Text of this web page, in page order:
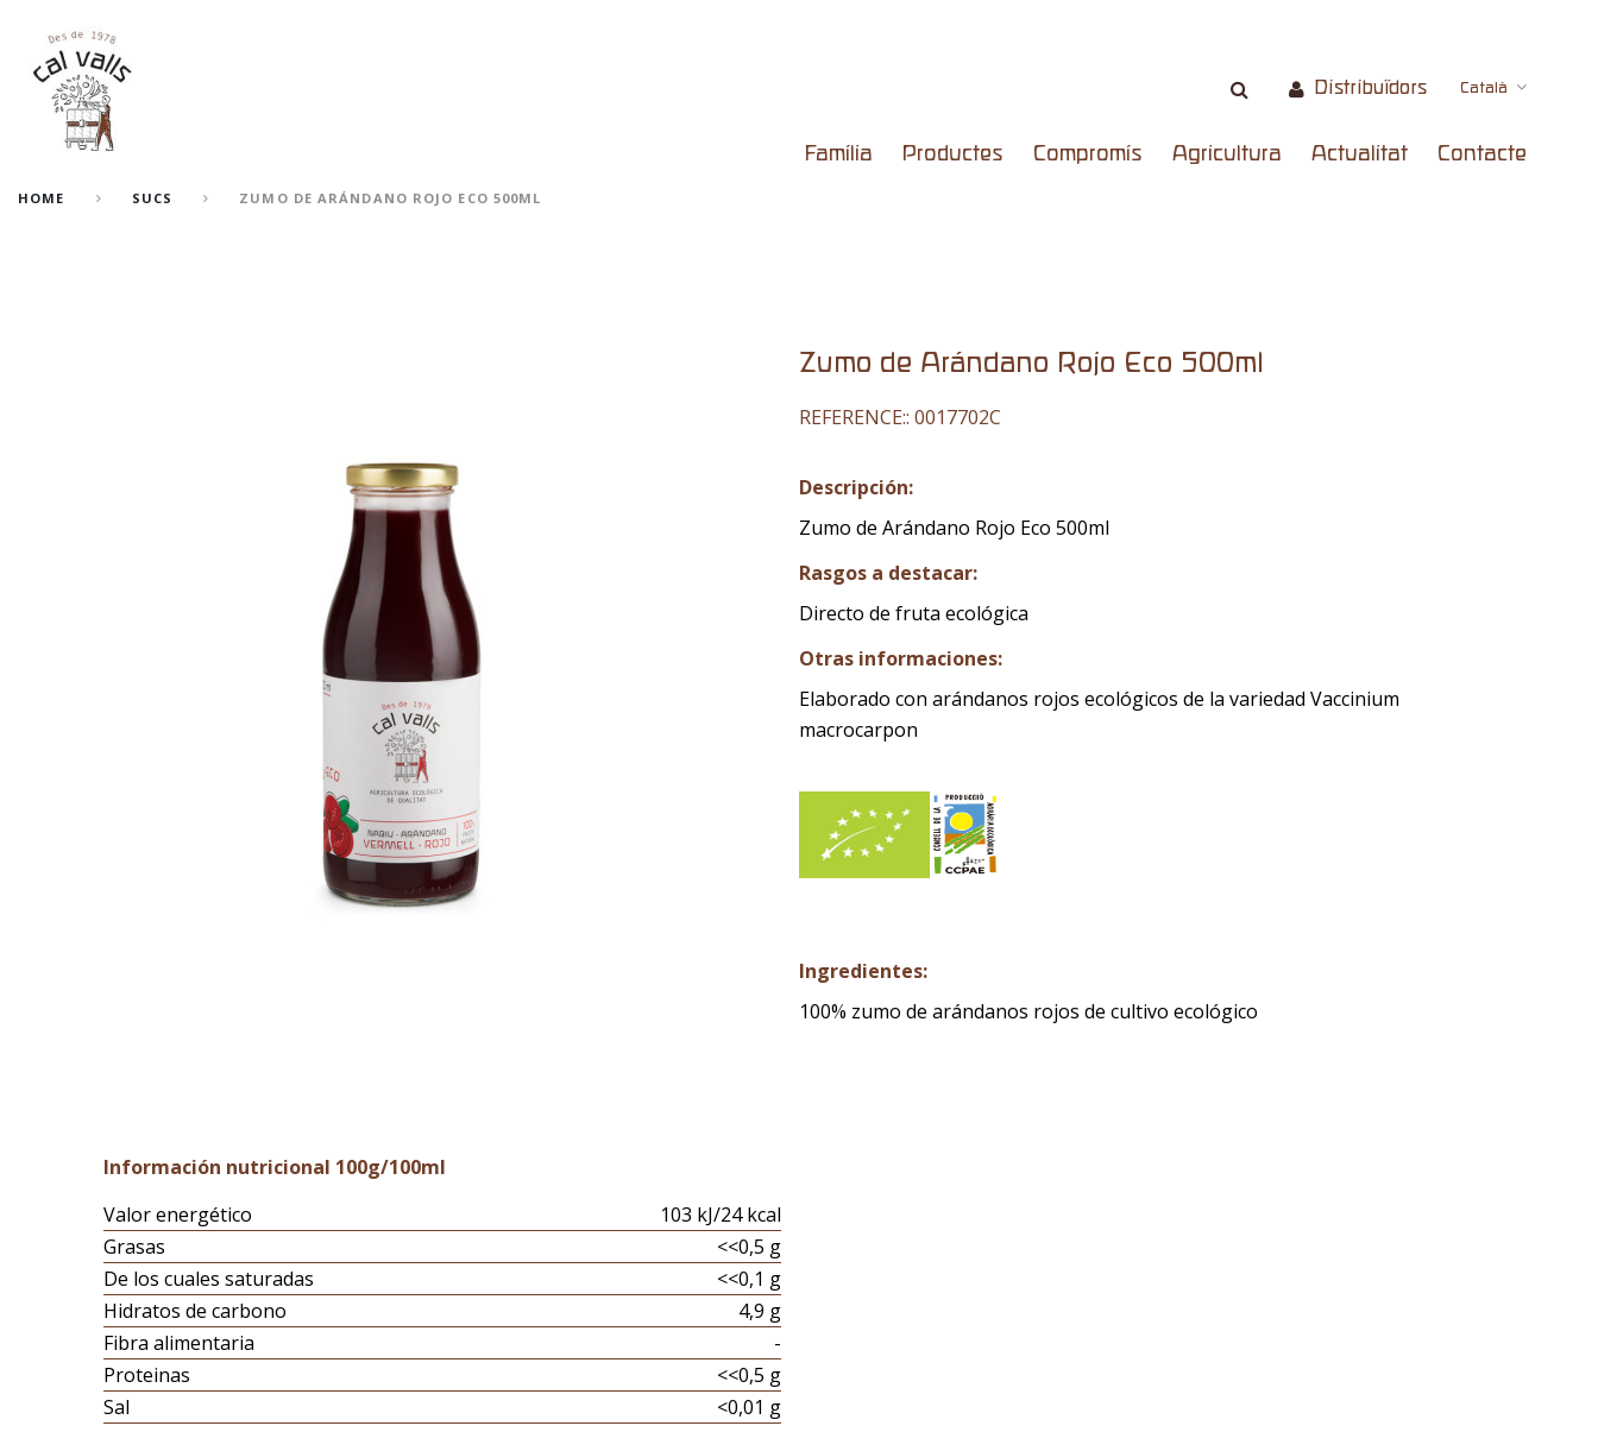
Distribuïdors Català
Família Productes Compromís Agricultura Actualitat Contacte
HOME SUCS ZUMO DE ARÁNDANO ROJO ECO 500ML
Zumo de Arándano Rojo Eco 500ml
REFERENCE:: 0017702C
Descripción:
Zumo de Arándano Rojo Eco 500ml
Rasgos a destacar:
Directo de fruta ecológica
Otras informaciones:
Elaborado con arándanos rojos ecológicos de la variedad Vaccinium
macrocarpon
Ingredientes:
100% zumo de arándanos rojos de cultivo ecológico
Información nutricional 100g/100ml
Valor energético
103 kJ/24 kcal
Grasas
<<0,5 g
De los cuales saturadas
<<0,1 g
Hidratos de carbono
4,9 g
Fibra alimentaria
-
Proteinas
<<0,5 g
Sal
<0,01 g